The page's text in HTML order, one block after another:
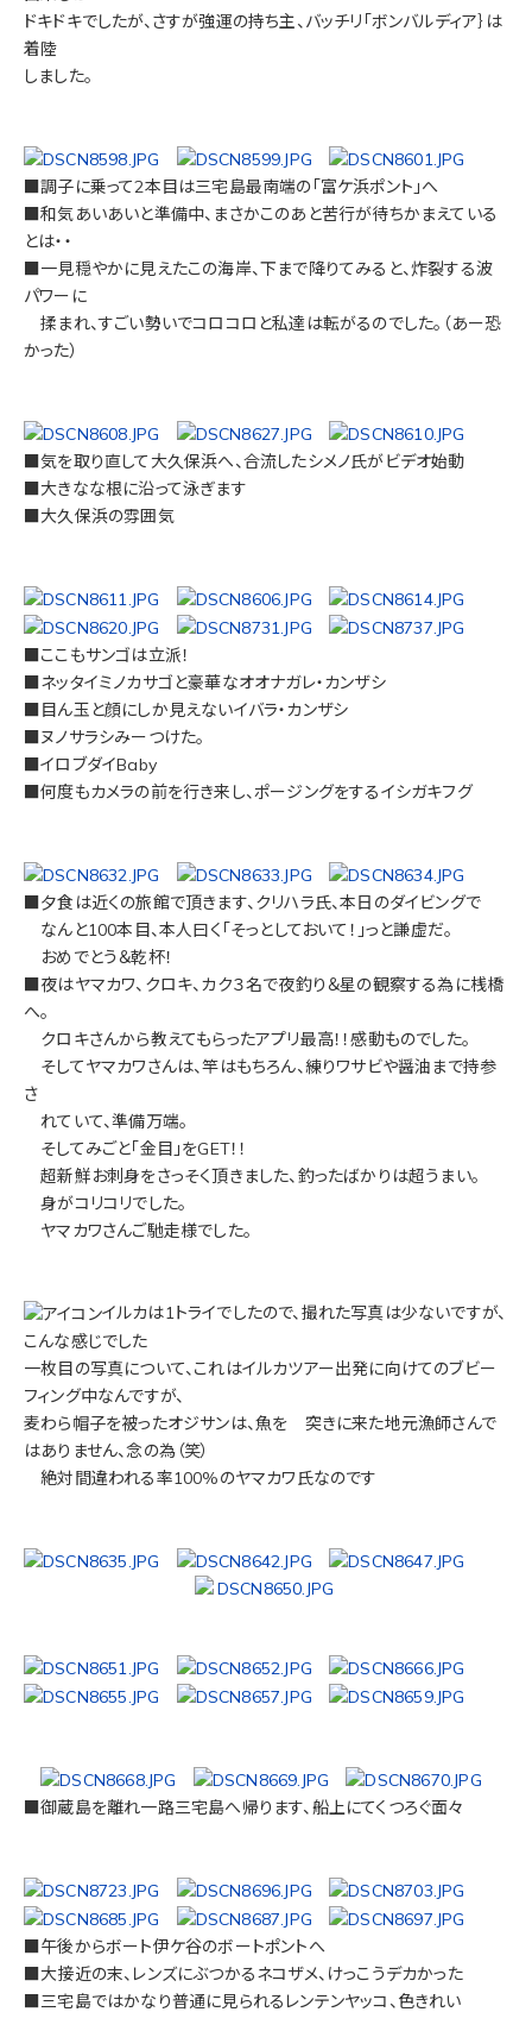
ドキドキでしたが、さすが強運の持ち主、バッチリ「ボンバルディア｝は
着陸
しました。
■調子に乗って2本目は三宅島最南端の「富ケ浜ポント」へ
■和気あいあいと準備中、まさかこのあと苦行が待ちかまえている
とは・・
■一見穏やかに見えたこの海岸、下まで降りてみると、炸裂する波
パワーに
揉まれ、すごい勢いでコロコロと私達は転がるのでした。（あー恐
かった）
■気を取り直して大久保浜へ、合流したシメノ氏がビデオ始動
■大きなな根に沿って泳ぎます
■大久保浜の雰囲気
■ここもサンゴは立派！
■ネッタイミノカサゴと豪華なオオナガレ・カンザシ
■目ん玉と顔にしか見えないイバラ・カンザシ
■ヌノサラシみーつけた。
■イロブダイBaby
■何度もカメラの前を行き来し、ポージングをするイシガキフグ
■夕食は近くの旅館で頂きます、クリハラ氏、本日のダイビングで
なんと100本目、本人曰く「そっとしておいて！」っと謙虚だ。
おめでとう＆乾杯！
■夜はヤマカワ、クロキ、カク３名で夜釣り＆星の観察する為に桟橋
へ。
クロキさんから教えてもらったアプリ最高！！感動ものでした。
そしてヤマカワさんは、竿はもちろん、練りワサビや醤油まで持参
さ
れていて、準備万端。
そしてみごと「金目」をGET！！
超新鮮お刺身をさっそく頂きました、釣ったばかりは超うまい。
身がコリコリでした。
ヤマカワさんご馳走様でした。
イルカは1トライでしたので、撮れた写真は少ないですが、
こんな感じでした
一枚目の写真について、これはイルカツアー出発に向けてのブビー
フィング中なんですが、
麦わら帽子を被ったオジサンは、魚を 突きに来た地元漁師さんで
はありません、念の為（笑）
絶対間違われる率100%のヤマカワ氏なのです
■御蔵島を離れ一路三宅島へ帰ります、船上にてくつろぐ面々
■午後からボート伊ケ谷のボートポントへ
■大接近の末、レンズにぶつかるネコザメ、けっこうデカかった
■三宅島ではかなり普通に見られるレンテンヤッコ、色きれい